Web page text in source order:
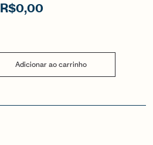
R$0,00
Adicionar ao carrinho